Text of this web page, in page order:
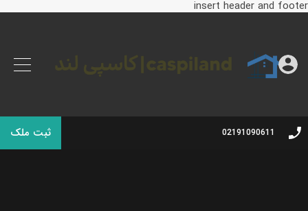
insert header and footer
02191090611 ثبت ملک